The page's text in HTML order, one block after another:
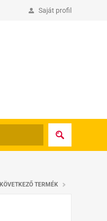
Saját profil
KÖVETKEZŐ TERMÉK